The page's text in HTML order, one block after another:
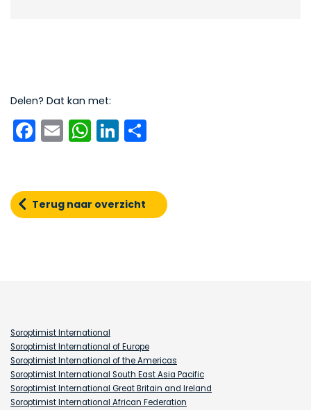
Delen? Dat kan met:
Facebook
EmailWhatsApp
LinkedIn
Terug naar overzicht
Soroptimist International
Soroptimist International of Europe
Soroptimist International of the Americas
Soroptimist International South East Asia Pacific
Soroptimist International Great Britain and Ireland
Soroptimist International African Federation